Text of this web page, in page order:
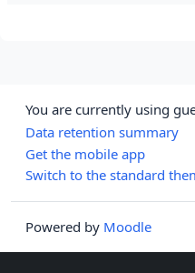
You are currently using
Data retention summary
Get the mobile app
Switch to the standard
Powered by Moodle